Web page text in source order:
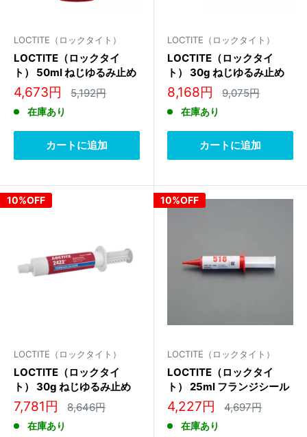
LOCTITE（ロックタイト）
LOCTITE（ロックタイ
ト） 50ml ねじゆるみ止め
剤(低強度･後浸透)
483618
販
売
価
格
4,673円 通
常
5,192円
在庫あり
カートに追加
LOCTITE（ロックタイト）
LOCTITE（ロックタイ
ト） 30g ねじゆるみ止め
剤(高強度･超高温用)
1138282
販
売
価
格
8,168円 通
常
9,075円
在庫あり
カートに追加
10%OFF
LOCTITE（ロックタイト）
LOCTITE（ロックタイ
ト） 30g ねじゆるみ止め
剤(中強度･超高温用)
1134601
販
売
価
7,781円 通
常
8,646円
在庫あり
10%OFF
LOCTITE（ロックタイト）
LOCTITE（ロックタイ
ト） 25ml フランジシール
剤(ｱﾙﾐﾌﾗﾝｼﾞ用) 2099616
販
売
価
4,227円 通
常
4,697円
在庫あり